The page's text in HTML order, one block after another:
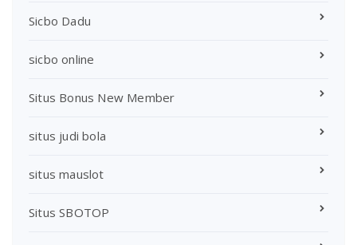
Sicbo Dadu
sicbo online
Situs Bonus New Member
situs judi bola
situs mauslot
Situs SBOTOP